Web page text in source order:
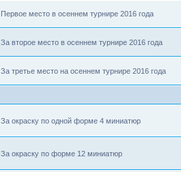
Первое место в осеннем турнире 2016 года
За второе место в осеннем турнире 2016 года
За третье место на осеннем турнире 2016 года
За окраску по одной форме 4 миниатюр
За окраску по форме 12 миниатюр